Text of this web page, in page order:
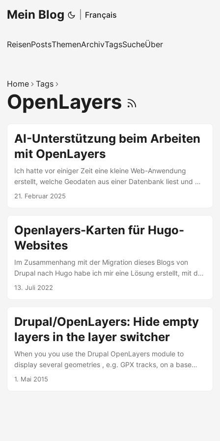
Mein Blog Français
ReisenPostsThemenArchivTagsSucheÜber
Home Tags
OpenLayers
AI-Unterstützung beim Arbeiten
mit OpenLayers
Ich hatte vor einiger Zeit eine kleine Web-Anwendung
erstellt, welche Geodaten aus einer Datenbank liest und mit
Hilfe der Javascript-Bibliothek OpenLayers auf einer Karte
Möglichkeit hinzufügen, die Tracks als GPX-Datei
herunterzuladen. Da ich keine Ahnung hatte, wie man so
etwas in Openlayers und Javascript macht, und auch über
neugierhalber die Künstliche Intelligenz befargt, in diesem
Fall Grok 3. Die Frage war: ...
21. Februar 2025
Openlayers-Karten für Hugo-
Websites
Im Zusammenhang mit der Migration dieses Blogs von
Drupal nach Hugo habe ich mir eine Lösung erstellt, mit der
Tracks und Wegpunkte auf einer interaktive Karte in eine
13. Juli 2022
Drupal/OpenLayers: Hide empty
layers in the layer switcher
When you you use the Drupal OpenLayers module to
display several geometries , e.g. GPX tracks, on a base
map one way to do it is to create a separate layer for each
1. Mai 2015